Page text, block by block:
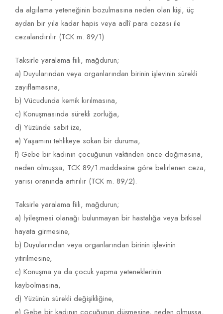
da algılama yeteneğinin bozulmasına neden olan kişi, üç
aydan bir yıla kadar hapis veya adlî para cezası ile
cezalandırılır (TCK m. 89/1)
Taksirle yaralama fiili, mağdurun;
a) Duyularından veya organlarından birinin işlevinin sürekli
zayıflamasına,
b) Vücudunda kemik kırılmasına,
c) Konuşmasında sürekli zorluğa,
d) Yüzünde sabit ize,
e) Yaşamını tehlikeye sokan bir duruma,
f) Gebe bir kadının çocuğunun vaktinden önce doğmasına,
neden olmuşsa, TCK 89/1.maddesine göre belirlenen ceza,
yarısı oranında artırılır (TCK m. 89/2).
Taksirle yaralama fiili, mağdurun;
a) İyileşmesi olanağı bulunmayan bir hastalığa veya bitkisel
hayata girmesine,
b) Duyularından veya organlarından birinin işlevinin
yitirilmesine,
c) Konuşma ya da çocuk yapma yeteneklerinin
kaybolmasına,
d) Yüzünün sürekli değişikliğine,